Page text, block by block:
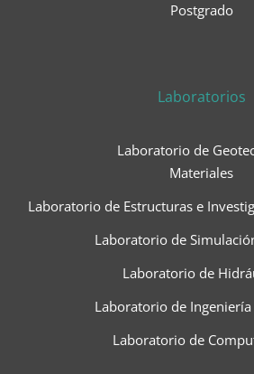
Postgrado
Laboratorios
Laboratorio de
Materiales
Laboratorio de Estructuras e
Laboratorio de
Laboratorio de
Laboratorio de Ingeniería
Laboratorio de